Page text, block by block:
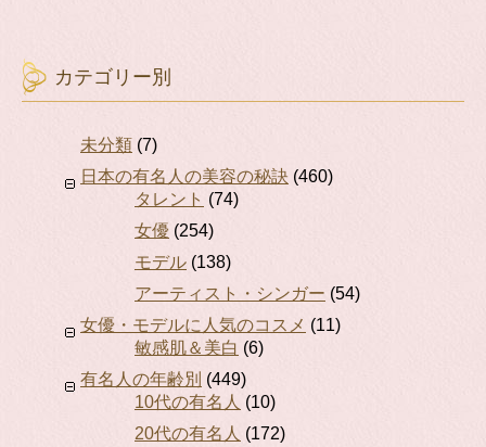
カテゴリー別
未分類 (7)
日本の有名人の美容の秘訣 (460)
タレント (74)
女優 (254)
モデル (138)
アーティスト・シンガー (54)
女優・モデルに人気のコスメ (11)
敏感肌＆美白 (6)
有名人の年齢別 (449)
10代の有名人 (10)
20代の有名人 (172)